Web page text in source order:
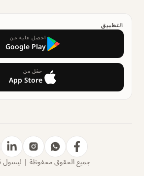
التطبيق
احصل عليه من
Google Play
حمّل من
App Store
جميع الحقوق محفوظة | ليسول 2026 ©